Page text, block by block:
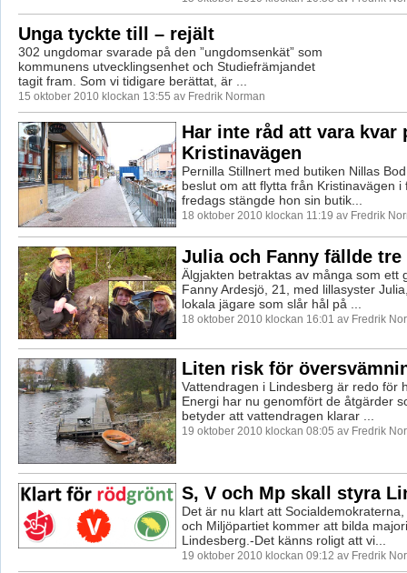
Unga tyckte till – rejält
302 ungdomar svarade på den ”ungdomsenkät” som
kommunens utvecklingsenhet och Studiefrämjandet
tagit fram. Som vi tidigare berättat, är ...
15 oktober 2010 klockan 13:55 av Fredrik Norman
Har inte råd att vara kvar
Kristinavägen
Pernilla Stillnert med butiken Nillas
beslut om att flytta från Kristinavägen i
fredags stängde hon sin butik...
18 oktober 2010 klockan 11:19 av Fredrik
Julia och Fanny fällde tre
Älgjakten betraktas av många som ett
Fanny Ardesjö, 21, med lillasyster
lokala jägare som slår hål på ...
18 oktober 2010 klockan 16:01 av Fredrik
Liten risk för
Vattendragen i Lindesberg är redo för
Energi har nu genomfört de åtgärder
betyder att vattendragen klarar ...
19 oktober 2010 klockan 08:05 av Fredrik
S, V och Mp skall styra
Det är nu klart att
och Miljöpartiet kommer att bilda
Lindesberg.-Det känns roligt att vi...
19 oktober 2010 klockan 09:12 av Fredrik